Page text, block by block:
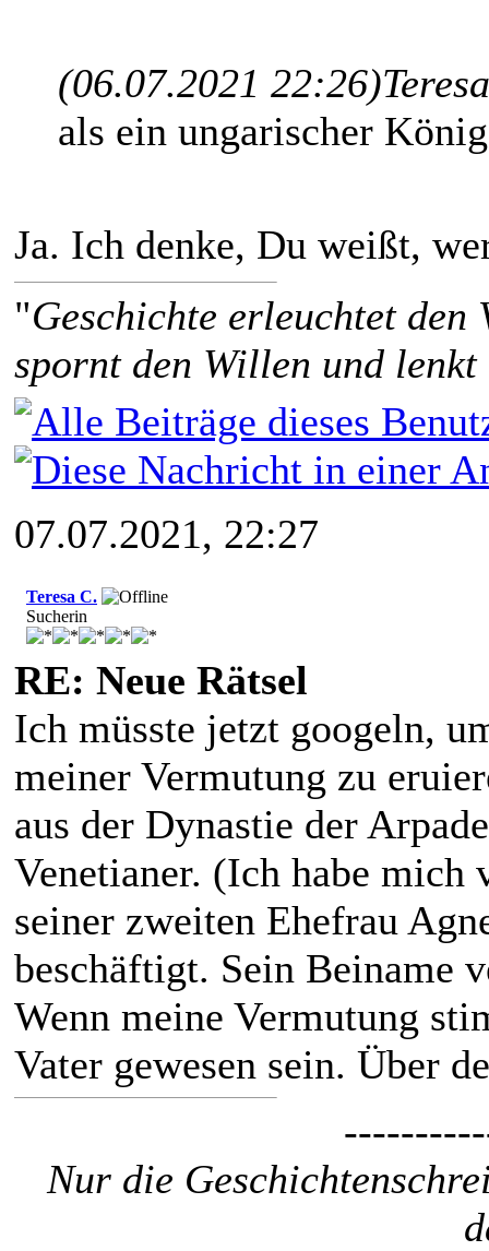
(06.07.2021 22:26)
als ein ungarischer
Ja. Ich denke, Du weißt,
"Geschichte erleuchtet den
spornt den Willen und
07.07.2021, 22:27
Teresa C.
Sucherin
RE: Neue Rätsel
Ich müsste jetzt googeln,
meiner Vermutung zu
aus der Dynastie der
Venetianer. (Ich habe
seiner zweiten Ehefrau
beschäftigt. Sein Beiname
Wenn meine Vermutung
Vater gewesen sein. Über
Nur die